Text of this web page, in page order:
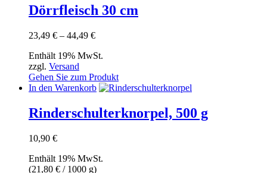
gewählt
weist
mehrere
auf
der
gewählt
Dörrfleisch 30 cm
23,49 € – 44,49 €Preisspanne:
bis
Enthält 19% MwSt.
zzgl. Versand
Gehen Sie zum Produkt
In den Warenkorb
Rinderschulterknorpel, 500 g
10,90 €
Enthält 19% MwSt.
(21,80 € / 1000 g)